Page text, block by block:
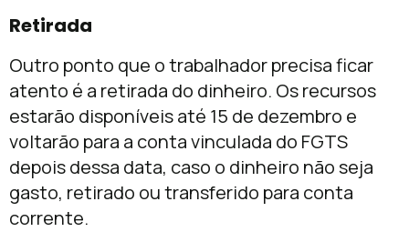
Retirada
Outro ponto que o trabalhador precisa ficar
atento é a retirada do dinheiro. Os recursos
estarão disponíveis até 15 de dezembro e
voltarão para a conta vinculada do FGTS
depois dessa data, caso o dinheiro não seja
gasto, retirado ou transferido para conta
corrente.